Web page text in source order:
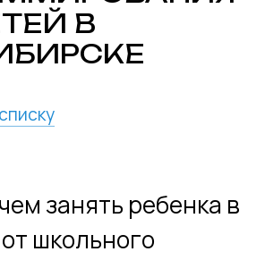
занять ребенка в
в
Академию